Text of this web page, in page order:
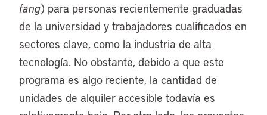
fang) para personas recientemente graduadas
de la universidad y trabajadores cualificados en
sectores clave, como la industria de alta
tecnología. No obstante, debido a que este
programa es algo reciente, la cantidad de
unidades de alquiler accesible todavía es